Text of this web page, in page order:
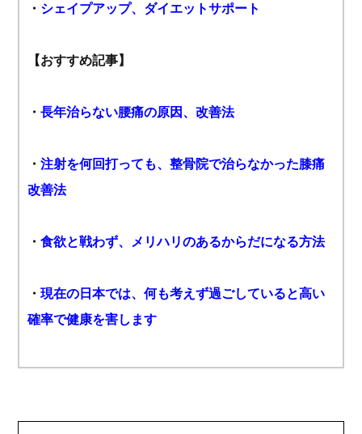
・ シェイプアップ、ダイエットサポート
【おすすめ記事】
・長年治らない腰痛の原因、改善法
・注射を何回打っても、整骨院で治らなかった膝痛
改善法
・食欲と戦わず、メリハリのあるからだになる方法
・現在の日本では、何も考えず過ごしていると高い
確率で健康を害します